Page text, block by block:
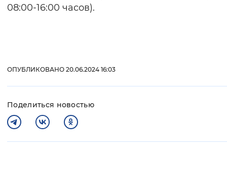
08:00-16:00 часов).
ОПУБЛИКОВАНО 20.06.2024 16:03
Поделиться новостью